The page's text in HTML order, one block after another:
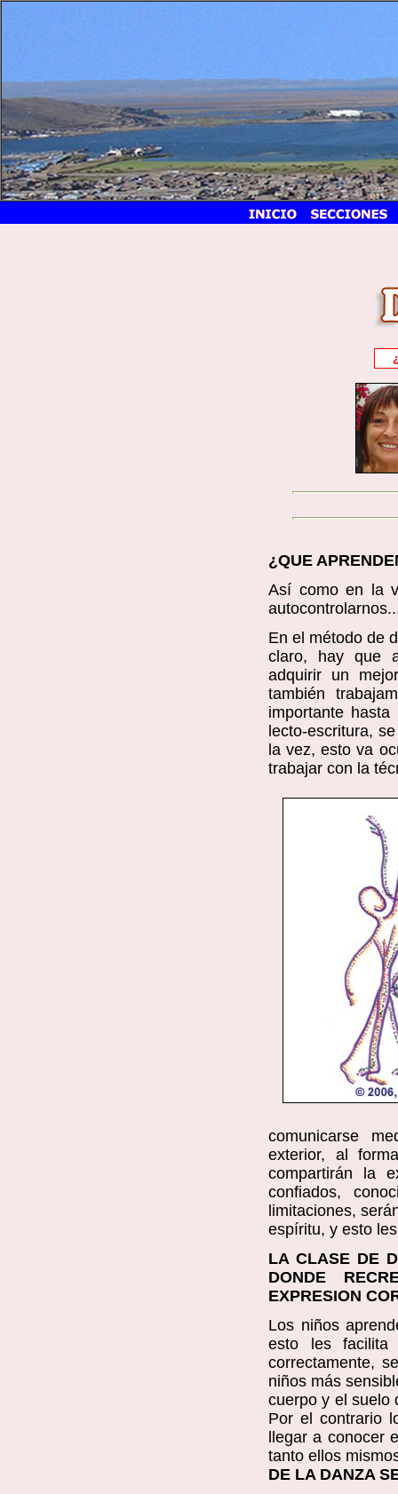
¿QUE
Así como en la
En el método de
claro, hay que
adquirir un
también
importante
lecto-escritura,
la vez, esto va
trabajar con la
comunicarse
exterior, al
compartirán la
confiados,
limitaciones,
espíritu, y esto
LA CLASE DE
DONDE
EXPRESION
Los niños
esto les facilita
correctamente,
niños más
cuerpo y el suelo
Por el contrario
llegar a conocer
tanto ellos
DE LA DANZA